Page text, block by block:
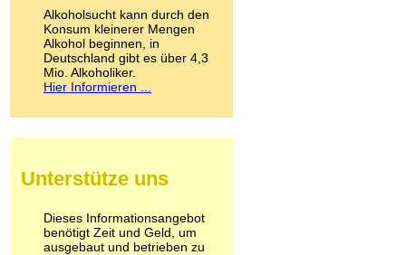
LSD
Marihuana
Medikamente
Meskalin
Metamphetamin
Methadon
Pilze
Psychopharmaka
Schlafmittel
Schmerzmittel
Alkoholsucht kann durch den
Konsum kleinerer Mengen
Alkohol beginnen, in
Deutschland gibt es über 4,3
Mio. Alkoholiker.
Hier Informieren ...
Unterstütze uns
Dieses Informationsangebot
benötigt Zeit und Geld, um
ausgebaut und betrieben zu